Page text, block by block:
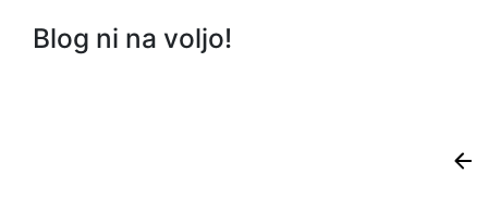
Blog ni na voljo!